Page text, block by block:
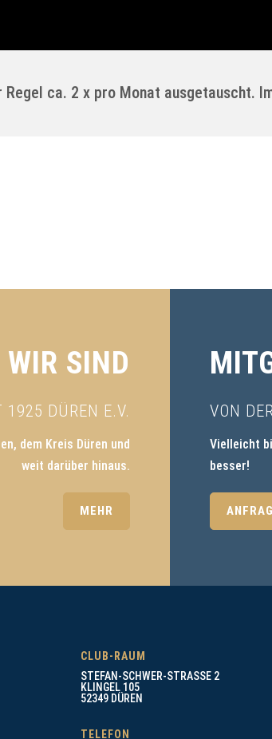
ca. 2 x pro Monat ausgetauscht.
WIR SIND
1925 DÜREN E.V.
dem Kreis Düren und
weit darüber hinaus.
MEHR
VON
Vielleicht
besser!
CLUB-RAUM
STEFAN-SCHWER-STRASSE 2
KLINGEL 105
52349 DÜREN
TELEFON